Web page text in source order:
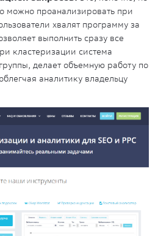
можно проанализировать при
хвалят программу за
выполнить сразу все
кластеризации система
делает объемную работу по
аналитику владельцу